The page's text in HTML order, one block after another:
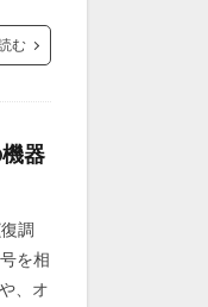
む
器
調
を相
、オ